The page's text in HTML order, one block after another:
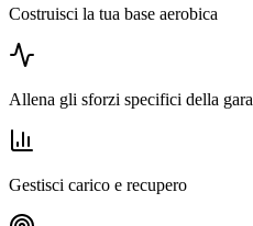
Costruisci la tua base aerobica
Allena gli sforzi specifici della gara
Gestisci carico e recupero